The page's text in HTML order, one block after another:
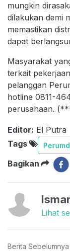
mungkin
dilakukan demi
memastikan
dapat
Masyarakat
terkait
pelanggan
hotline 0811-
perusahaan.
Editor: El Putra
Tags
Bagikan
Lihat
Berita Sebelumnya